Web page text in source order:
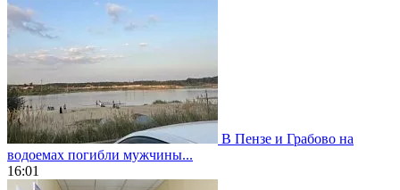
В Пензе и Грабово на
водоемах погибли мужчины...
16:01